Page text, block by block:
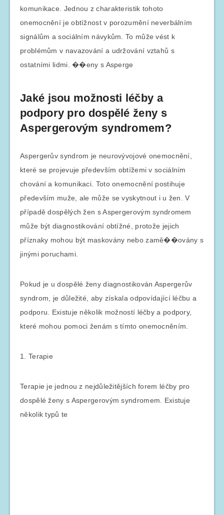
komunikace. Jednou z charakteristik tohoto
onemocnění je obtížnost v porozumění neverbálním
signálům a sociálním návykům. To může vést k
problémům v navazování a udržování vztahů s
ostatními lidmi. ��eny s Asperge
Jaké jsou možnosti léčby a
podpory pro dospělé ženy s
Aspergerovým syndromem?
Aspergerův syndrom je neurovývojové onemocnění,
které se projevuje především obtížemi v sociálním
chování a komunikaci. Toto onemocnění postihuje
především muže, ale může se vyskytnout i u žen. V
případě dospělých žen s Aspergerovým syndromem
může být diagnostikování obtížné, protože jejich
příznaky mohou být maskovány nebo zamě��ovány s
jinými poruchami.
Pokud je u dospělé ženy diagnostikován Aspergerův
syndrom, je důležité, aby získala odpovídající léčbu a
podporu. Existuje několik možností léčby a podpory,
které mohou pomoci ženám s tímto onemocněním.
1. Terapie
Terapie je jednou z nejdůležitějších forem léčby pro
dospělé ženy s Aspergerovým syndromem. Existuje
několik typů te